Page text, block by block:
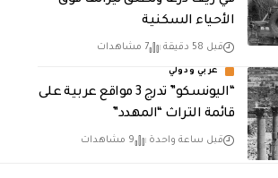
الأحياء السكنية
قبل 58 دقيقة 7 مشاهدات
عربي ودولي
“اليونسكو” تدرج 3 مواقع عربية على
قائمة التراث “المهدد”
قبل ساعة واحدة 9 مشاهدات